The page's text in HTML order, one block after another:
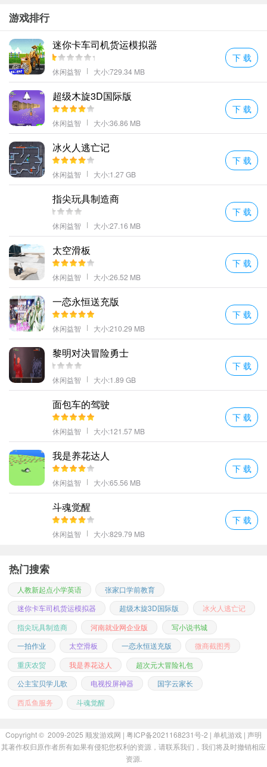
- 在团队比赛中，
哪部分任务。 -
游戏排行
迷你卡车司机货运模拟器
休闲益智 大小:729.34 MB
下 载
超级木旋3D国际版
休闲益智 大小:36.86 MB
下 载
冰火人逃亡记
休闲益智 大小:1.27 GB
下 载
指尖玩具制造商
休闲益智 大小:27.16 MB
下 载
太空滑板
休闲益智 大小:26.52 MB
下 载
一恋永恒送充版
休闲益智 大小:210.29 MB
下 载
黎明对决冒险勇士
休闲益智 大小:1.89 GB
下 载
面包车的驾驶
休闲益智 大小:121.57 MB
下 载
我是养花达人
休闲益智 大小:65.56 MB
下 载
斗魂觉醒
休闲益智 大小:829.79 MB
下 载
热门搜索
人教新起点小学英语
张家口学前教育
迷你卡车司机货运模拟器
超级木旋3D国际版
冰火人逃亡记
指尖玩具制造商
河南就业网企业版
写小说书城
一拍作业
太空滑板 一恋永恒送充版
微商截图秀
重庆农贸
我是养花达人
超次元大冒险礼包
公主宝贝学儿歌
电视投屏神器
国字云家长
西瓜鱼服务
斗魂觉醒
Copyright © 2009-2025 顺发游戏网 | 粤ICP备2021168231号-2 | 单机游戏 | 声明
其著作权归原作者所有如果有侵犯您权利的资源，请联系我们，我们将及时撤销相应
资源.